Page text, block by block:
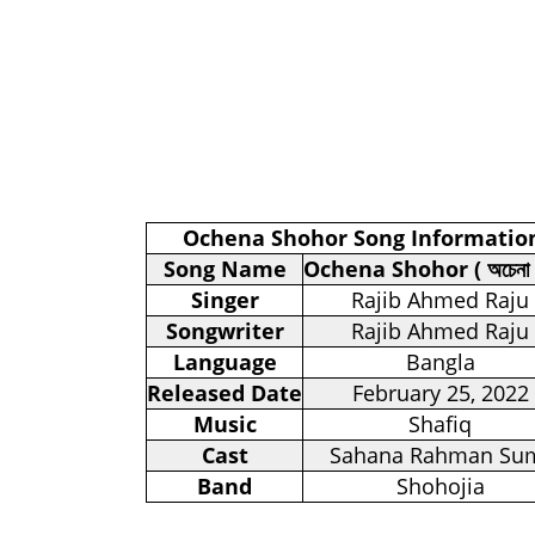
Ochena Shohor Song
Song Name
Ochena Shohor ( অচেনা
Singer
Rajib Ahmed Raju
Songwriter
Rajib Ahmed Raju
Language
Bangla
Released Date
February 25, 2022
Music
Shafiq
Cast
Sahana Rahman
Band
Shohojia